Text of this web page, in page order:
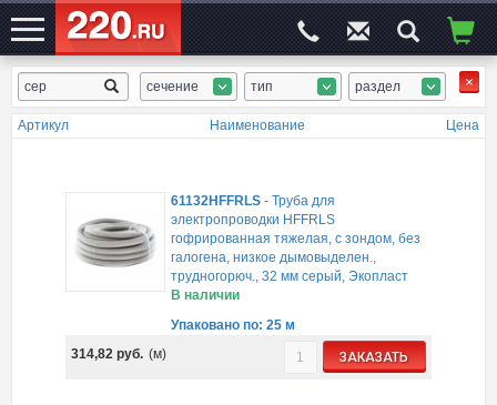
ЭЛЕКТРОСАЙТ№1 сечение тип раздел
Артикул Наименование Цена
61132HFFRLS -Труба для
электропроводки HFFRLS
гофрированная тяжелая, с зондом, без
галогена, низкое дымовыделен.,
трудногорюч., 32 мм серый, Экопласт
В наличии
Упаковано по: 25 м
314,82руб. (м) ЗАКАЗАТЬ